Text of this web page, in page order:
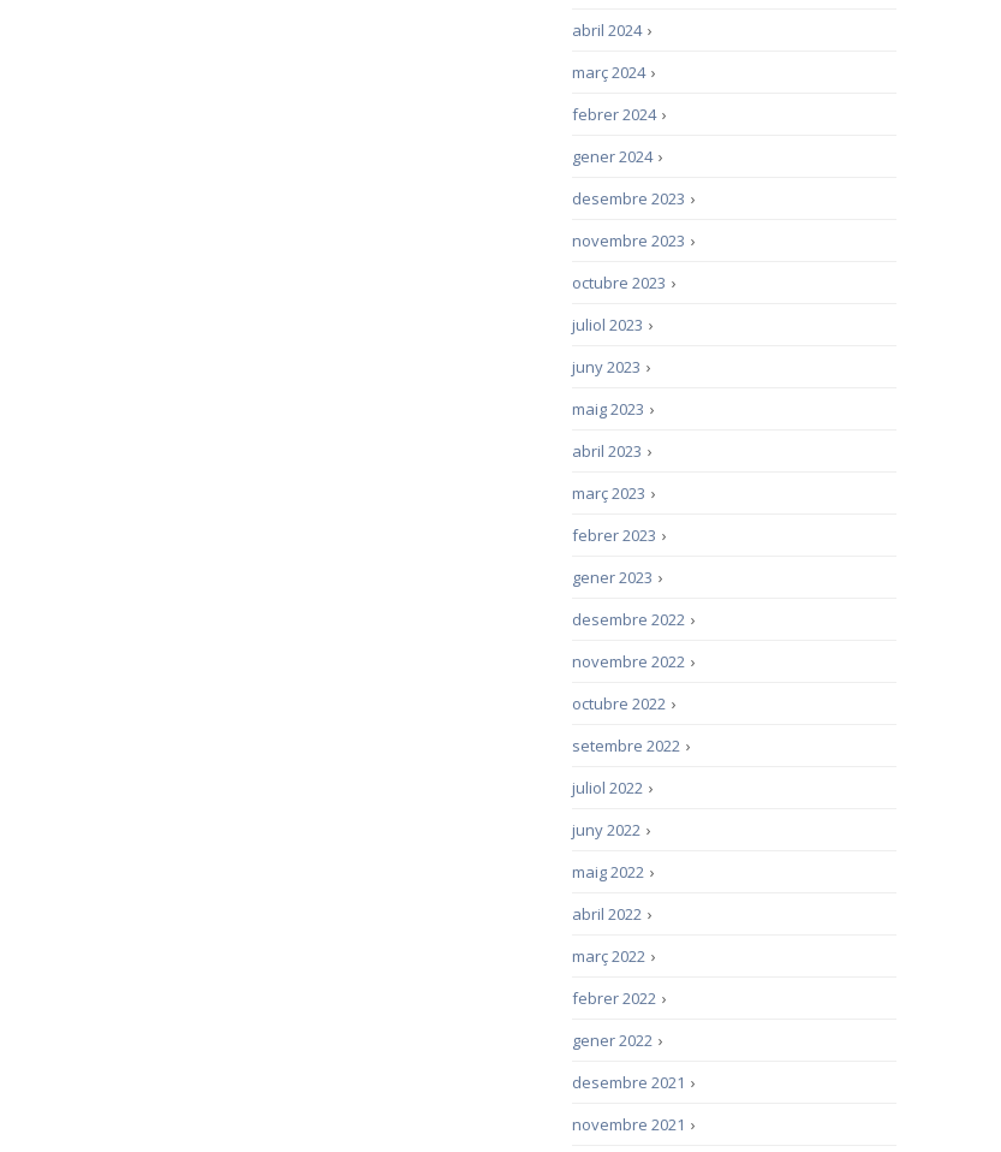
›
abril 2024
›
març 2024
›
febrer 2024
›
gener 2024
›
desembre 2023
›
novembre 2023
›
octubre 2023
›
juliol 2023
›
juny 2023
›
maig 2023
›
abril 2023
›
març 2023
›
febrer 2023
›
gener 2023
›
desembre 2022
›
novembre 2022
›
octubre 2022
›
setembre 2022
›
juliol 2022
›
juny 2022
›
maig 2022
›
abril 2022
›
març 2022
›
febrer 2022
›
gener 2022
›
desembre 2021
›
novembre 2021